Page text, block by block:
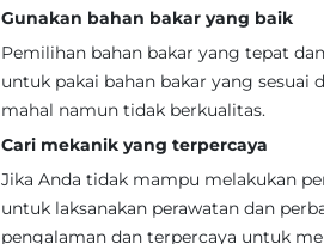
Gunakan bahan bakar yang baik
Pemilihan bahan bakar yang tepat
untuk pakai bahan bakar yang
mahal namun tidak berkualitas.
Cari mekanik yang terpercaya
Jika Anda tidak mampu melakukan
untuk laksanakan perawatan dan
pengalaman dan terpercaya untuk